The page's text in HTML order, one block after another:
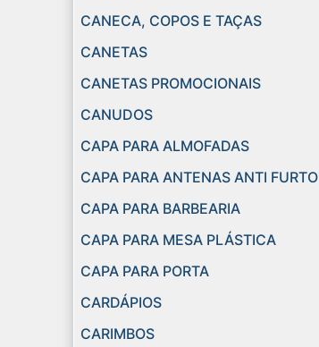
CANECA, COPOS E TAÇAS
CANETAS
CANETAS PROMOCIONAIS
CANUDOS
CAPA PARA ALMOFADAS
CAPA PARA ANTENAS ANTI FURTO
CAPA PARA BARBEARIA
CAPA PARA MESA PLÁSTICA
CAPA PARA PORTA
CARDÁPIOS
CARIMBOS